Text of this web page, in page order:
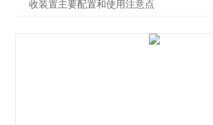
收装置主要配置和使用注意点